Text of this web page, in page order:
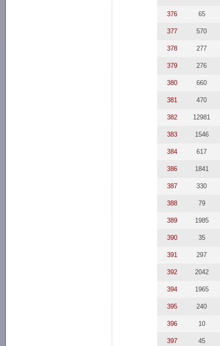
376 65
377 570
378 277
379 276
380 660
381 470
382 12981
383 1546
384 617
386 1841
387 330
388 79
389 1985
390 35
391 297
392 2042
394 1965
395 240
396 10
397 45